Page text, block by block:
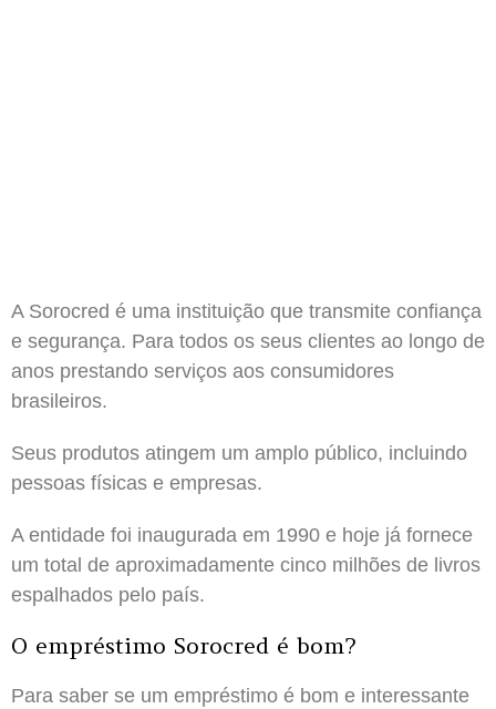
A Sorocred é uma instituição que transmite confiança
e segurança. Para todos os seus clientes ao longo de
anos prestando serviços aos consumidores
brasileiros.
Seus produtos atingem um amplo público, incluindo
pessoas físicas e empresas.
A entidade foi inaugurada em 1990 e hoje já fornece
um total de aproximadamente cinco milhões de livros
espalhados pelo país.
O empréstimo Sorocred é bom?
Para saber se um empréstimo é bom e interessante